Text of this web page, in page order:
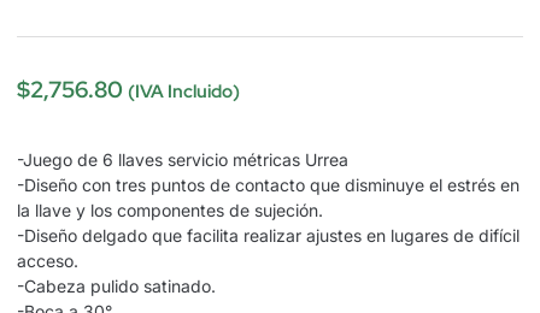
$2,756.80 (IVA Incluido)
-Juego de 6 llaves servicio métricas Urrea
-Diseño con tres puntos de contacto que disminuye el estrés en
la llave y los componentes de sujeción.
-Diseño delgado que facilita realizar ajustes en lugares de difícil
acceso.
-Cabeza pulido satinado.